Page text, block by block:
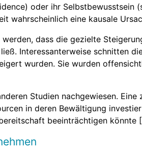
oder ihr Selbstbewusstsein
wahrscheinlich eine kausale
dass die gezielte
Interessanterweise schnitten
wurden. Sie wurden
Studien nachgewiesen.
in deren Bewältigung
beeinträchtigen könnte